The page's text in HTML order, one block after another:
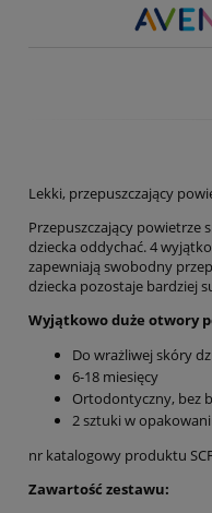
Lekki, przepuszczający
Przepuszczający powietrze
dziecka oddychać. 4
zapewniają swobodny
dziecka pozostaje bardziej
Wyjątkowo duże otwory
Do wrażliwej skóry
6-18 miesięcy
Ortodontyczny, bez
2 sztuki w
nr katalogowy produktu
Zawartość zestawu: